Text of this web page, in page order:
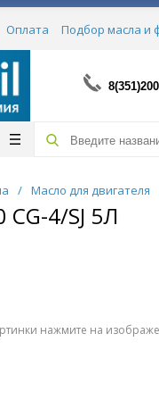
Оплата Подбор масла и
/ Масло для двигателя
CG-4/SJ 5Л
нажмите на